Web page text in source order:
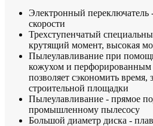
Электронный переключатель
скорости
Трехступенчатый
крутящий момент, высокая
Пылеулавливание при
кожухом и
позволяет сэкономить время,
строительной площадки
Пылеулавливание - прямое
промышленному пылесосу
Большой диаметр диска -